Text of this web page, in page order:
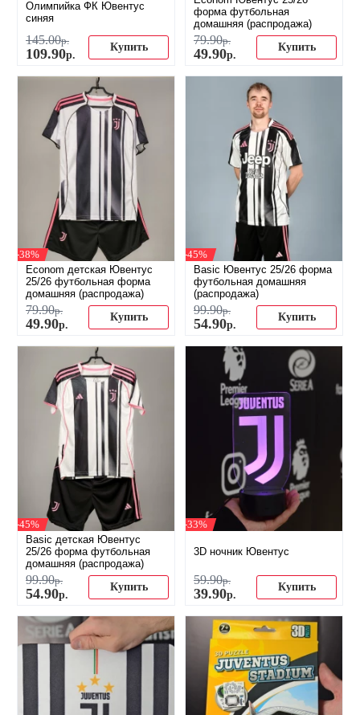
Олимпийка ФК Ювентус
синяя
145.00р.
109.90р.
Купить
форма футбольная
домашняя (распродажа)
79.90р.
49.90р.
Купить
-38%
Econom детская Ювентус
25/26 футбольная форма
домашняя (распродажа)
79.90р.
49.90р.
Купить
-45%
Basic Ювентус 25/26 форма
футбольная домашняя
(распродажа)
99.90р.
54.90р.
Купить
-45%
Basic детская Ювентус
25/26 форма футбольная
домашняя (распродажа)
99.90р.
54.90р.
Купить
-33%
3D ночник Ювентус
59.90р.
39.90р.
Купить